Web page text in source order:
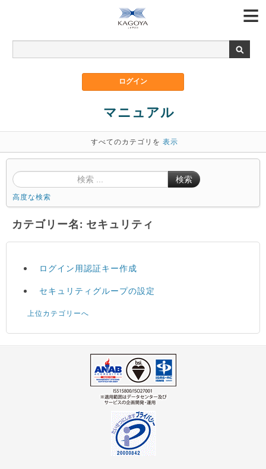
マニュアル
すべてのカテゴリを 表示
検索
高度な検索
カテゴリー名: セキュリティ
ログイン用認証キー作成
セキュリティグループの設定
上位カテゴリーへ